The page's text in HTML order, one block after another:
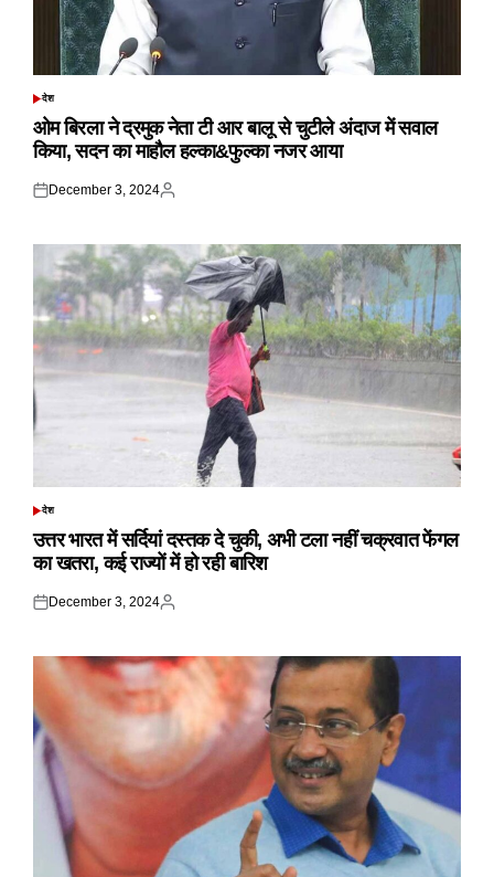
POSTED
देश
ओम बिरला ने द्रमुक नेता टी आर बालू से चुटीले अंदाज में सवाल
किया, सदन का माहौल हल्का&फुल्का नजर आया
Posted
December 3, 2024
Posted
POSTED
देश
उत्तर भारत में सर्दियां दस्तक दे चुकी, अभी टला नहीं चक्रवात फेंगल
का खतरा, कई राज्यों में हो रही बारिश
Posted
December 3, 2024
Posted